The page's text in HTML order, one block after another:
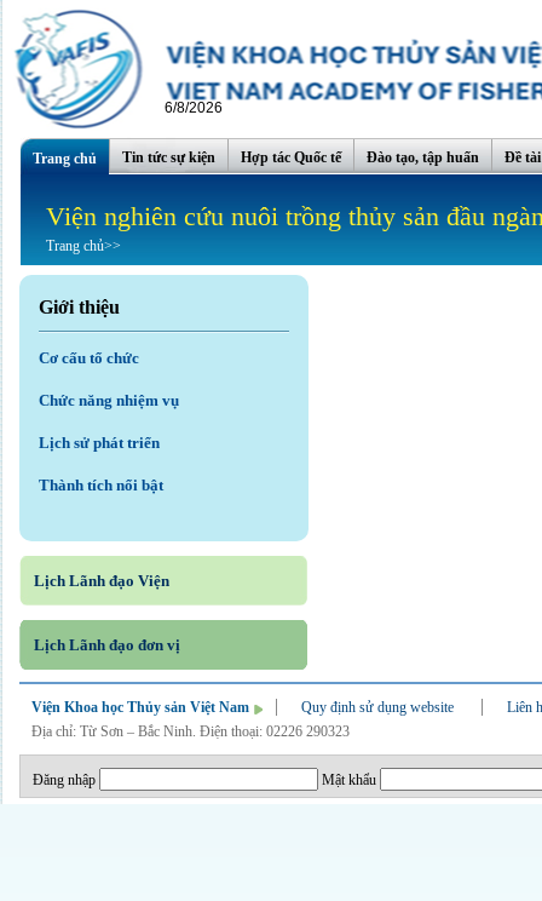
6/8/2026
Trang chủ Tin tức sự kiện Hợp tác Quốc tế Đào tạo, tập huấn Đề
Viện nghiên cứu nuôi trồng thủy sản đầu
Trang chủ>>
Giới thiệu
Cơ cấu tổ chức
Chức năng nhiệm vụ
Lịch sử phát triển
Thành tích nổi bật
Lịch Lãnh đạo Viện
Lịch Lãnh đạo đơn vị
Viện Khoa học Thủy sản Việt Nam Quy định sử dụng website
Liên
Địa chỉ: Từ Sơn – Bắc Ninh. Điện thoại: 02226 290323
Đăng nhập Mật khẩu